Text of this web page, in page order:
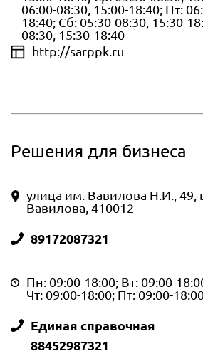
06:00-08:30, 15:00-18:40; Пт:
18:40; Сб: 05:30-08:30, 15:30-
08:30, 15:30-18:40
http://sarppk.ru
Решения для бизнеса
улица им. Вавилова Н.И., 49,
Вавилова, 410012
89172087321
Пн: 09:00-18:00; Вт: 09:00-
Чт: 09:00-18:00; Пт: 09:00-
Единая справочная
88452987321